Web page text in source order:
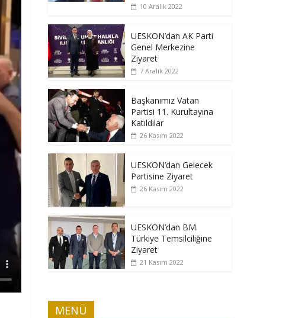
10 Aralık 2022
UESKON’dan AK Parti
Genel Merkezine
Ziyaret
7 Aralık 2022
Başkanımız Vatan
Partisi 11. Kurultayına
Katıldılar
26 Kasım 2022
UESKON’dan Gelecek
Partisine Ziyaret
26 Kasım 2022
UESKON’dan BM.
Türkiye Temsilciliğine
Ziyaret
21 Kasım 2022
MENÜ